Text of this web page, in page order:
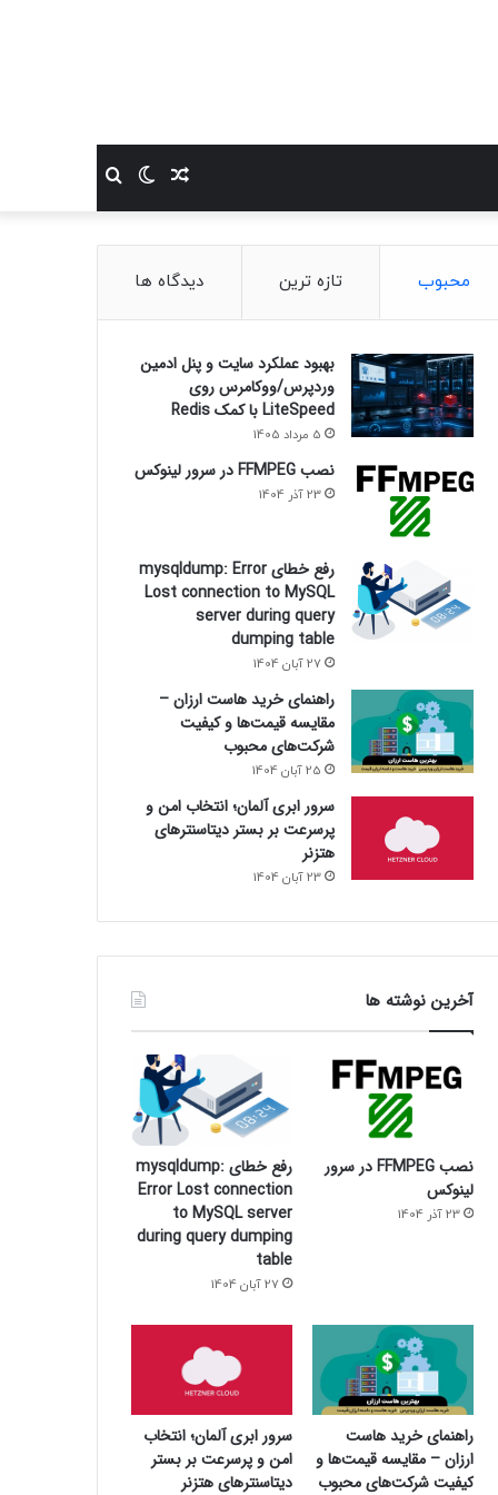
جستجو
برای
تغییر
پوسته
نوشته
تصادفی
محبوب تازه ترین دیدگاه ها
بهبود عملکرد سایت و پنل ادمین
وردپرس/ووکامرس روی
LiteSpeed با کمک Redis
5 مرداد 1405
نصب FFMPEG در سرور لینوکس
23 آذر 1404
رفع خطای mysqldump: Error
Lost connection to MySQL
server during query
dumping table
27 آبان 1404
راهنمای خرید هاست ارزان –
مقایسه قیمت‌ها و کیفیت
شرکت‌های محبوب
25 آبان 1404
سرور ابری آلمان؛ انتخاب امن و
پرسرعت بر بستر دیتاسنترهای
هتزنر
23 آبان 1404
آخرین نوشته ها
نصب FFMPEG در سرور
لینوکس
23 آذر 1404
رفع خطای mysqldump:
Error Lost connection
to MySQL server
during query dumping
table
27 آبان 1404
راهنمای خرید هاست
ارزان – مقایسه قیمت‌ها و
کیفیت شرکت‌های محبوب
سرور ابری آلمان؛ انتخاب
امن و پرسرعت بر بستر
دیتاسنترهای هتزنر